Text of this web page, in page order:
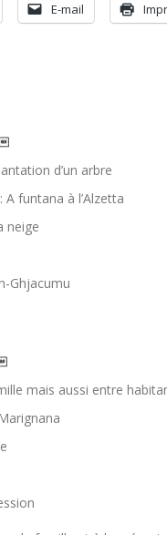
E-mail
d’un arbre
funtana à l’Alzetta
neige
Ghjacumu
mais aussi entre